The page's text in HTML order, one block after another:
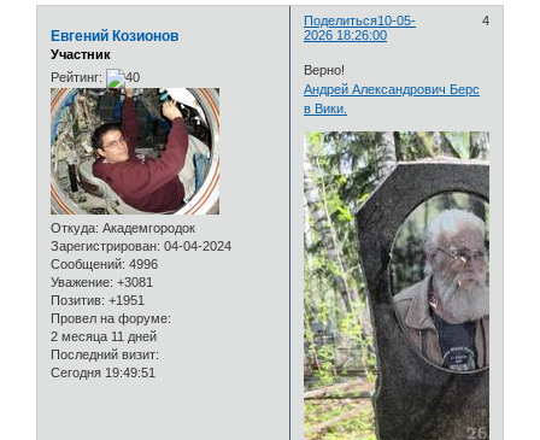
Поделиться 4
10-05-
2026 18:26:00
Евгений Козионов
Участник
Рейтинг:
Откуда: Академгородок
Зарегистрирован: 04-04-2024
Сообщений: 4996
Уважение: +3081
Позитив: +1951
Провел на форуме:
2 месяца 11 дней
Последний визит:
Сегодня 19:49:51
Верно!
Андрей Александрович Берс
в Вики.